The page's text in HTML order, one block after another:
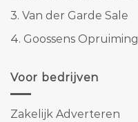
3. Van der Garde Sale
4. Goossens Opruiming
Voor bedrijven
Zakelijk Adverteren